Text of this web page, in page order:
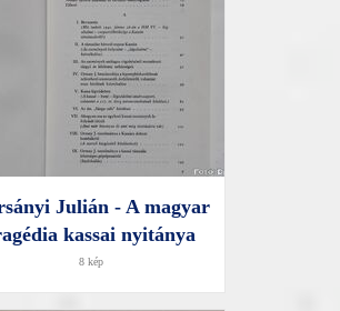
Julián - A magyar
kassai nyitánya
8 kép